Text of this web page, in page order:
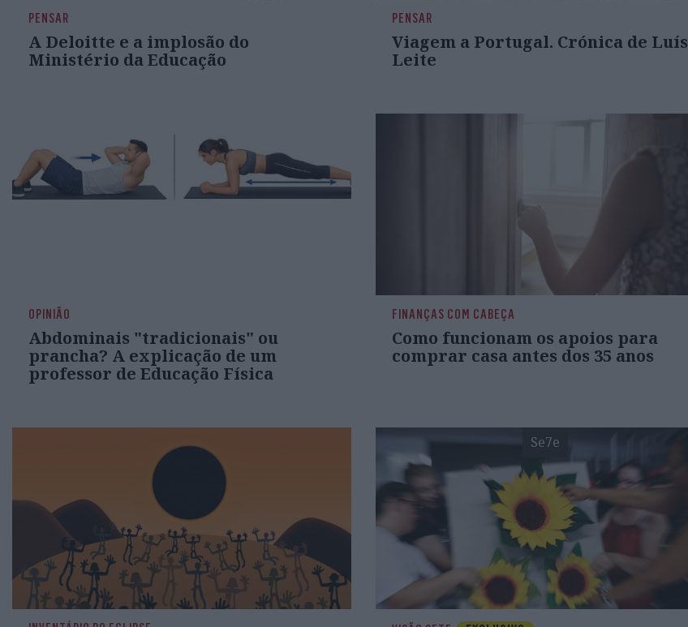
PENSAR
A Deloitte e a implosão do
Ministério da Educação
PENSAR
Viagem a Portugal. Crónica de Luís
Leite
OPINIÃO
Abdominais "tradicionais" ou
prancha? A explicação de um
professor de Educação Física
FINANÇAS COM CABEÇA
Como funcionam os apoios para
comprar casa antes dos 35 anos
Se7e